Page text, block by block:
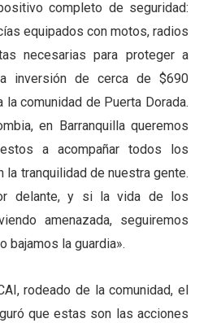
completo de seguridad:
equipados con motos, radios
necesarias para proteger a
inversión de cerca de $690
comunidad de Puerta Dorada.
en Barranquilla queremos
a acompañar todos los
la tranquilidad de nuestra gente.
delante, y si la vida de los
amenazada, seguiremos
bajamos la guardia».
rodeado de la comunidad, el
que estas son las acciones